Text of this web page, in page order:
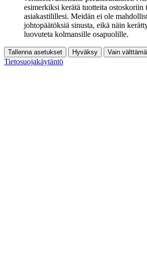
esimerkiksi kerätä tuotteita ostoskoriin
asiakastilillesi. Meidän ei ole
johtopäätöksiä sinusta, eikä näin
luovuteta kolmansille osapuolille.
Tallenna asetukset Hyväksy Vain
Tietosuojakäytäntö